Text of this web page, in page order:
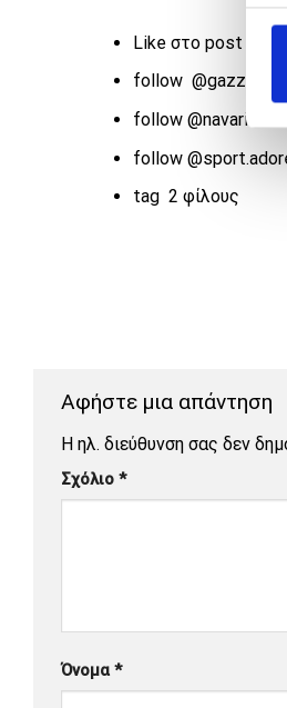
Like στο post
follow
follow
follow
tag 2 φίλους
Αφήστε μια απάντηση
Η ηλ. διεύθυνση σας δεν
Σχόλιο *
Όνομα*